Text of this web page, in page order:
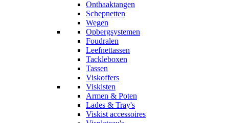
Onthaaktangen
Schepnetten
Wegen
Opbergsystemen
Foudralen
Leefnettassen
Tackleboxen
Tassen
Viskoffers
Viskisten
Armen & Poten
Lades & Tray's
Viskist accessoires